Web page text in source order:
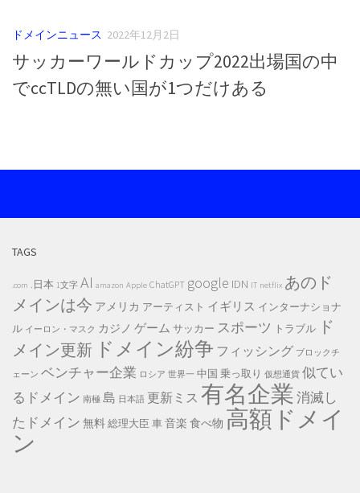
ドメインニュース 2022年12月2日
サッカーワールドカップ2022出場国の中
でccTLDの無い国が1つだけある
TAGS
.com .日本 1文字 AI amazon Apple ChatGPT google IDN IT netflix あのド
メインは今 アメリカ アーティスト イギリス インターナショナ
ル イーロン・マスク カジノ ゲーム サッカー スポーツ トラブル
ド
メイン更新 ドメイン紛争 フィッシング ブロックチ
ェーン ベンチャー企業 ロシア 世界一 中国 乗っ取り 仮想通貨 似てい
るドメイン 南極 島 日本語 更新ミス 有名企業消滅し
たドメイン 無料 総理大臣 車 音楽 食べ物 高額ドメイ
ン